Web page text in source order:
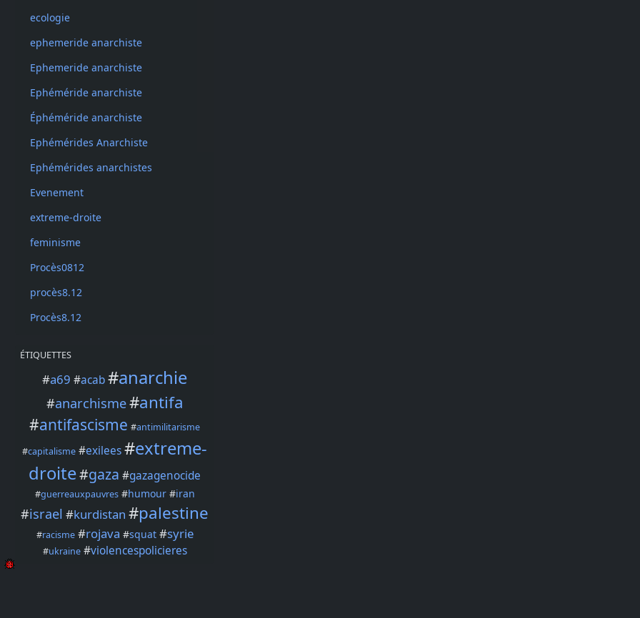
ecologie
ephemeride anarchiste
Ephemeride anarchiste
Ephéméride anarchiste
Éphéméride anarchiste
Ephémérides Anarchiste
Ephémérides anarchistes
Evenement
extreme-droite
feminisme
Procès0812
procès8.12
Procès8.12
ÉTIQUETTES
#a69 #acab#anarchie
#anarchisme#antifa
#antifascisme #antimilitarisme
#capitalisme #exilees#extreme-
droite#gaza #gazagenocide
#guerreauxpauvres #humour #iran
#israel #kurdistan #palestine
#racisme #rojava #squat #syrie
#ukraine #violencespolicieres